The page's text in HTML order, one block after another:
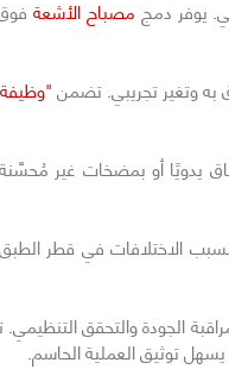
يوفر دمج مصباح الأشعة
به وتغير تجريبي. تضمن"وظيفة
يدويًا أو بمضخات غير
الاختلافات في قطر
الجودة والتحقق
يسهل توثيق العملية الحاسم.